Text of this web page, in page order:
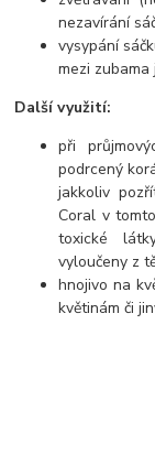
nezavírání
vysypání
mezi zubama
Další využití:
při
podrcený
jakkoliv
Coral v
toxické
vyloučeny z
hnojivo na
květinám či